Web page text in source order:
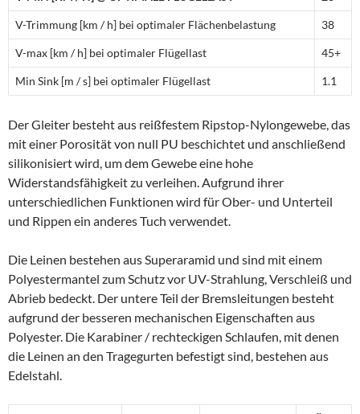
V-Trimmung [km / h] bei optimaler Flächenbelastung 38
V-max [km / h] bei optimaler Flügellast 45+
Min Sink [m / s] bei optimaler Flügellast 1.1
Der Gleiter besteht aus reißfestem Ripstop-Nylongewebe, das
mit einer Porosität von null PU beschichtet und anschließend
silikonisiert wird, um dem Gewebe eine hohe
Widerstandsfähigkeit zu verleihen. Aufgrund ihrer
unterschiedlichen Funktionen wird für Ober- und Unterteil
und Rippen ein anderes Tuch verwendet.
Die Leinen bestehen aus Superaramid und sind mit einem
Polyestermantel zum Schutz vor UV-Strahlung, Verschleiß und
Abrieb bedeckt. Der untere Teil der Bremsleitungen besteht
aufgrund der besseren mechanischen Eigenschaften aus
Polyester. Die Karabiner / rechteckigen Schlaufen, mit denen
die Leinen an den Tragegurten befestigt sind, bestehen aus
Edelstahl.